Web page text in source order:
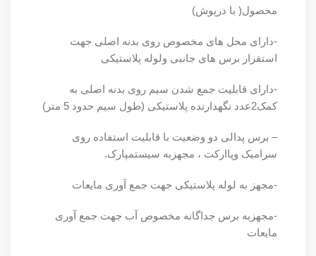
محصول( با درپوش)
-دارای محل های مخصوص روی بدنه اصلی جهت
استقرار برس های جانبی ولوله پلاستیکی
-دارای قابلیت جمع شدن سیم روی بدنه اصلی به
کمک2عدد نگهدارنده پلاستیکی (طول سیم حدود 5 متر)
– برس پدالی دو وضعیت با قابلیت استفاده روی
سرامیک وپاارکت ، مجهزبه سیستمپارک.
-مجهز به لوله پلاستیکی جهت جمع آوری مایعات
-مجهزبه برس جداگانه مخصوص آب جهت جمع آوری
مایعات